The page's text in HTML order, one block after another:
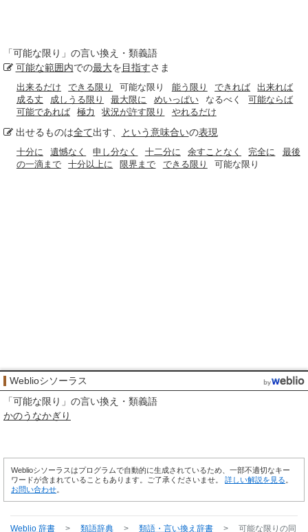
「可能な限り 」の言い換え・類義語
可能な範囲内での最大を目指すさま
出来るだけ できる限り 可能な限り 能う限り できれば
出来れば
成る丈
成しうる限り 最大限に めいっぱい なるべく
可能ならば
可能であれば
極力 状況が許す限り やれるだけ
出せるものは全て出す、 という意味合いの表現
十分に 遺憾なく 申し分なく 十二分に 余すことなく 完全に
最後
の一滴まで
十分以上に 限界まで できる限り 可能な限り
Weblioシソーラス
「可能な限り 」の言い換え・類義語
かのうなかぎり
Weblioシソーラスはプログラムで自動的に生成されているため、一部不適切なキー
ワードが含まれていることもあります。ご了承くださいませ。 詳しい解説を見る
お問い合わせ
Weblio 辞書 > 類語辞典 > 類語・言い換え辞書 > 可能な限り の同